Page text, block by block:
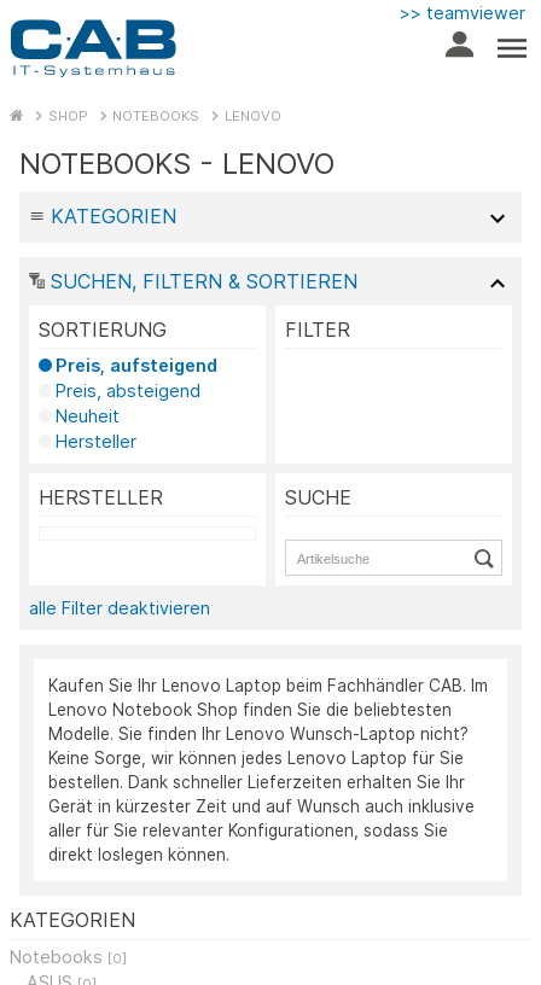
>> teamviewer
SHOP NOTEBOOKS LENOVO
KATEGORIEN
Notebooks [0]
NOTEBOOKS - LENOVO
KATEGORIEN
SUCHEN, FILTERN & SORTIEREN
SORTIERUNG
Preis, aufsteigend
Preis, absteigend
Neuheit
Hersteller
FILTER
HERSTELLER SUCHE
alle Filter deaktivieren
Kaufen Sie Ihr Lenovo Laptop beim Fachhändler CAB. Im
Lenovo Notebook Shop finden Sie die beliebtesten
Modelle. Sie finden Ihr Lenovo Wunsch-Laptop nicht?
Keine Sorge, wir können jedes Lenovo Laptop für Sie
bestellen. Dank schneller Lieferzeiten erhalten Sie Ihr
Gerät in kürzester Zeit und auf Wunsch auch inklusive
aller für Sie relevanter Konfigurationen, sodass Sie
direkt loslegen können.